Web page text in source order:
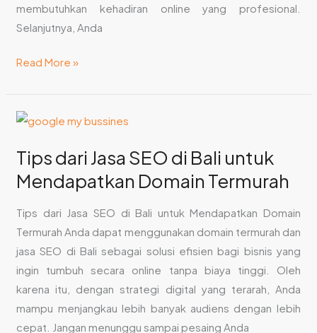
membutuhkan kehadiran online yang profesional.
Selanjutnya, Anda
Read More »
Tips dari Jasa SEO di Bali untuk
Mendapatkan Domain Termurah
Tips dari Jasa SEO di Bali untuk Mendapatkan Domain
Termurah Anda dapat menggunakan domain termurah dan
jasa SEO di Bali sebagai solusi efisien bagi bisnis yang
ingin tumbuh secara online tanpa biaya tinggi. Oleh
karena itu, dengan strategi digital yang terarah, Anda
mampu menjangkau lebih banyak audiens dengan lebih
cepat. Jangan menunggu sampai pesaing Anda
Tips
Jasa
SEO
Bali
untuk
Mendapatkan
Domain
Termurah